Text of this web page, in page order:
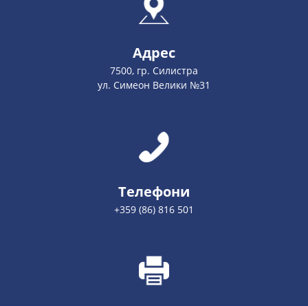
Адрес
7500, гр. Силистра
ул. Симеон Велики №31
Телефони
+359 (86) 816 501